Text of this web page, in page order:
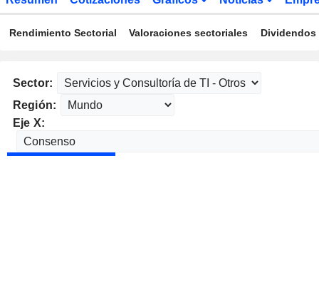
Rendimiento Sectorial Valoraciones sectoriales
Sector:
Región:
Eje X: